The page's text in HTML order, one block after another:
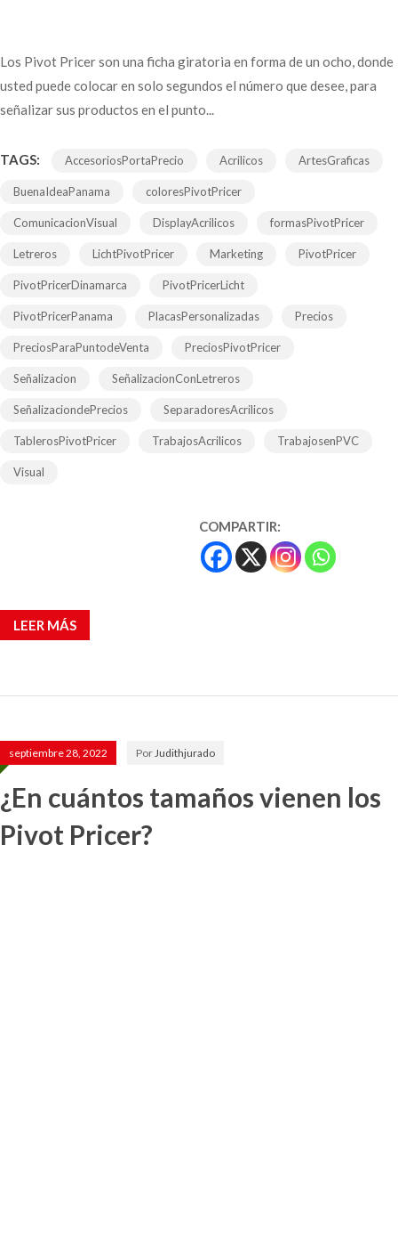
Los Pivot Pricer son una ficha giratoria en forma de un ocho, donde
usted puede colocar en solo segundos el número que desee, para
señalizar sus productos en el punto...
TAGS: AccesoriosPortaPrecio Acrilicos ArtesGraficas
BuenaIdeaPanama coloresPivotPricer
ComunicacionVisual DisplayAcrilicos formasPivotPricer
Letreros LichtPivotPricer Marketing PivotPricer
PivotPricerDinamarca PivotPricerLicht
PivotPricerPanama PlacasPersonalizadas Precios
PreciosParaPuntodeVenta PreciosPivotPricer
Señalizacion SeñalizacionConLetreros
SeñalizaciondePrecios SeparadoresAcrilicos
TablerosPivotPricer TrabajosAcrilicos TrabajosenPVC
Visual
COMPARTIR:
LEER MÁS
septiembre 28, 2022 Por Judithjurado
¿En cuántos tamaños vienen los
Pivot Pricer?